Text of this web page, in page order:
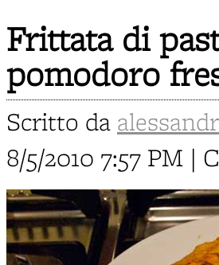
Frittata di
pomodoro
Scritto da
8/5/2010 7:57 PM |